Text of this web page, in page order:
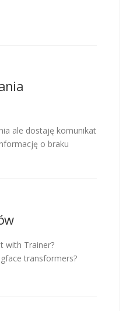
ale dostaję komunikat
o braku
with Trainer?
transformers?